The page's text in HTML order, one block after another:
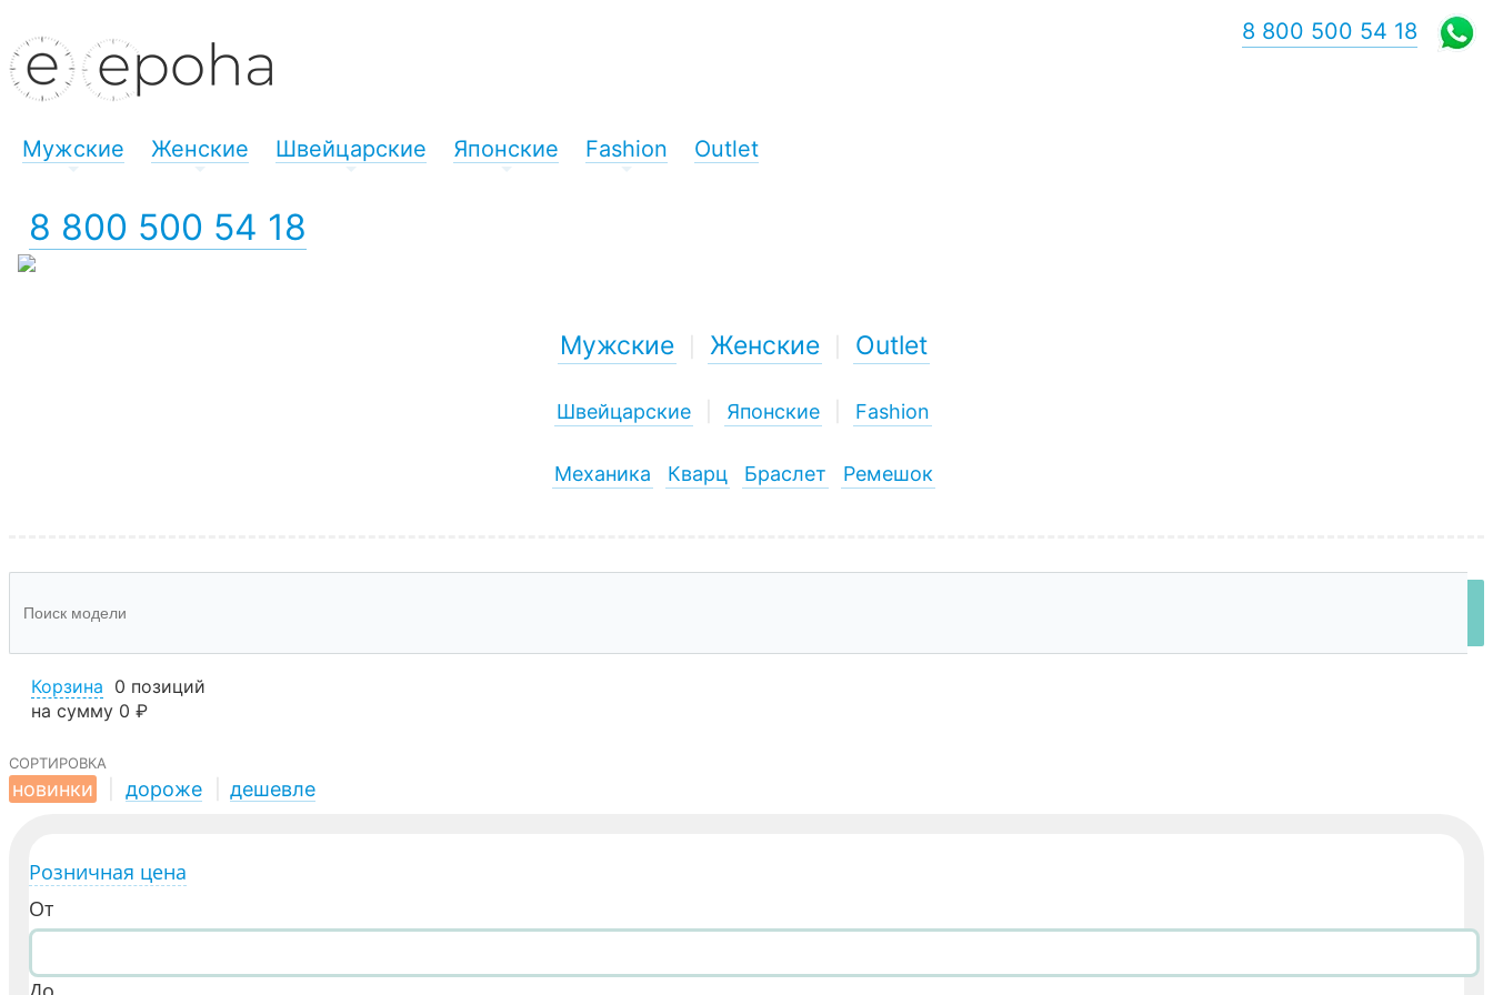
Мужские Женские Швейцарские Японские Fashion Outlet
8 800 500 54 18
8 800 500 54 18
Мужские Женские Outlet
Швейцарские Японские Fashion
Механика Кварц Браслет Ремешок
Корзина 0 позиций
на сумму 0 ₽
сортировка
новинки
дороже дешевле
Розничная цена
От